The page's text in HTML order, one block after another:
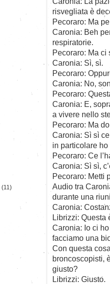
risvegliata è
Pecoraro: Ma
Caronia: Beh
respiratorie.
Pecoraro: Ma
Caronia: Sì, sì.
Pecoraro:
Caronia: No,
Pecoraro:
Caronia: E,
a vivere nello
Pecoraro: Ma
Caronia: Sì sì
in particolare
Pecoraro: Ce
Caronia: Sì sì,
Pecoraro: Metti
Audio tra
durante una
Caronia:
Librizzi: Questa
Caronia: Io ci
facciamo una
Con questa
broncoscopisti,
giusto?
Librizzi: Giusto.
(11)